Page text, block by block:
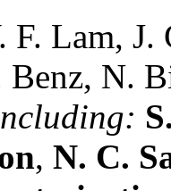
Lam, J.
Benz, N.
, N. C.